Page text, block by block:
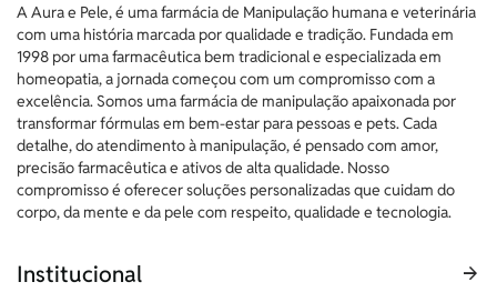
A Aura e Pele, é uma farmácia de Manipulação humana e veterinária
com uma história marcada por qualidade e tradição. Fundada em
1998 por uma farmacêutica bem tradicional e especializada em
homeopatia, a jornada começou com um compromisso com a
excelência. Somos uma farmácia de manipulação apaixonada por
transformar fórmulas em bem-estar para pessoas e pets. Cada
detalhe, do atendimento à manipulação, é pensado com amor,
precisão farmacêutica e ativos de alta qualidade. Nosso
compromisso é oferecer soluções personalizadas que cuidam do
corpo, da mente e da pele com respeito, qualidade e tecnologia.
Institucional